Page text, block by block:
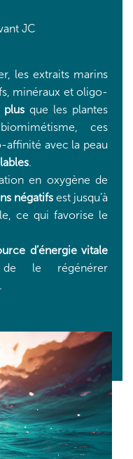
JC
les extraits marins
minéraux et oligo-
que les plantes
ces
affinité avec la peau
.
en oxygène de
négatifsest jusqu’à
ce qui favorise le
d’énergie vitale
de le régénérer